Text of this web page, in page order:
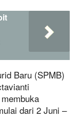
Baru (SPMB)
dari 2 Juni –